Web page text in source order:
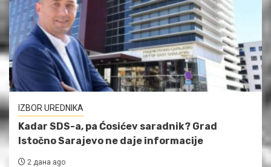
IZBOR UREDNIKA
Kadar SDS-a, pa Ćosićev saradnik? Grad
Istočno Sarajevo ne daje informacije
2 дана ago